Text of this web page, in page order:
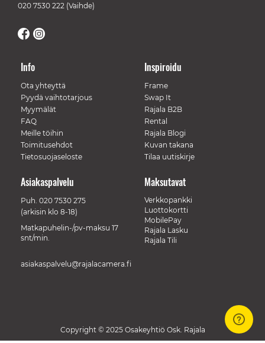
020 7530 222 (Vaihde)
Info
Ota yhteyttä
Pyydä vaihtotarjous
Myymälät
FAQ
Meille töihin
Toimitusehdot
Tietosuojaseloste
Inspiroidu
Frame
Swap It
Rajala B2B
Rental
Rajala Blogi
Kuvan takana
Tilaa uutiskirje
Maksutavat
Verkkopankki
Luottokortti
MobilePay
Rajala Lasku
Rajala Tili
Asiakaspalvelu
Puh. 020 7530 275
(arkisin klo 8-18)
Matkapuhelin-/pv-maksu 17
snt/min.
asiakaspalvelu@rajalacamera.fi
Copyright © 2025 Osakeyhtiö Osk. Rajala